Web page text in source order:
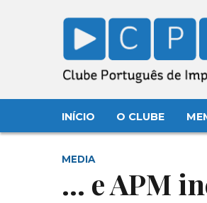
INÍCIO O CLUBE
MEDIA
… e APM